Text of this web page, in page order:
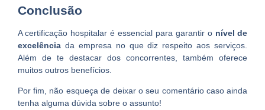
Conclusão
A certificação hospitalar é essencial para garantir o nível de
excelênciada empresa no que diz respeito aos serviços.
Além de te destacar dos concorrentes, também oferece
muitos outros benefícios.
Por fim, não esqueça de deixar o seu comentário caso ainda
tenha alguma dúvida sobre o assunto!